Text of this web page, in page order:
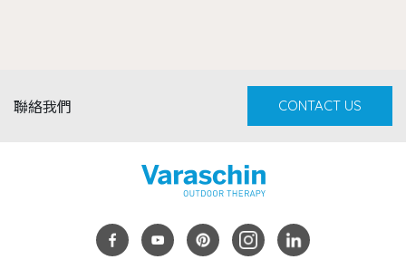
聯絡我們 CONTACT US